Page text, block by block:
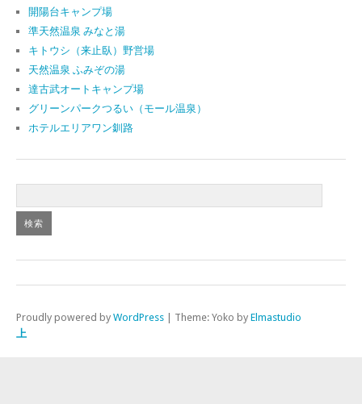
開陽台キャンプ場
準天然温泉 みなと湯
キトウシ（来止臥）野営場
天然温泉 ふみぞの湯
達古武オートキャンプ場
グリーンパークつるい（モール温泉）
ホテルエリアワン釧路
Proudly powered by WordPress Theme: Yoko by Elmastudio
上